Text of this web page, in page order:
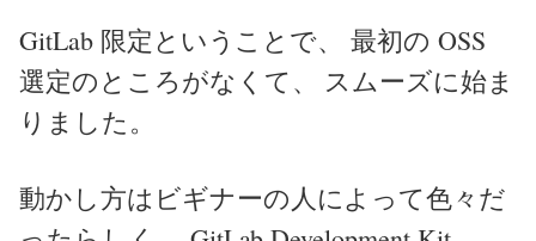
GitLab 限定ということで、 最初の OSS
選定のところがなくて、 スムーズに始ま
りました。
動かし方はビギナーの人によって色々だ